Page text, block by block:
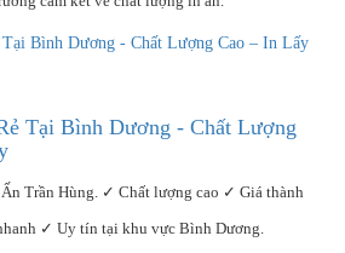
Tại Bình Dương - Chất Lượng
Trần Hùng. ✓ Chất lượng cao ✓ Giá thành
✓ Uy tín tại khu vực Bình Dương.